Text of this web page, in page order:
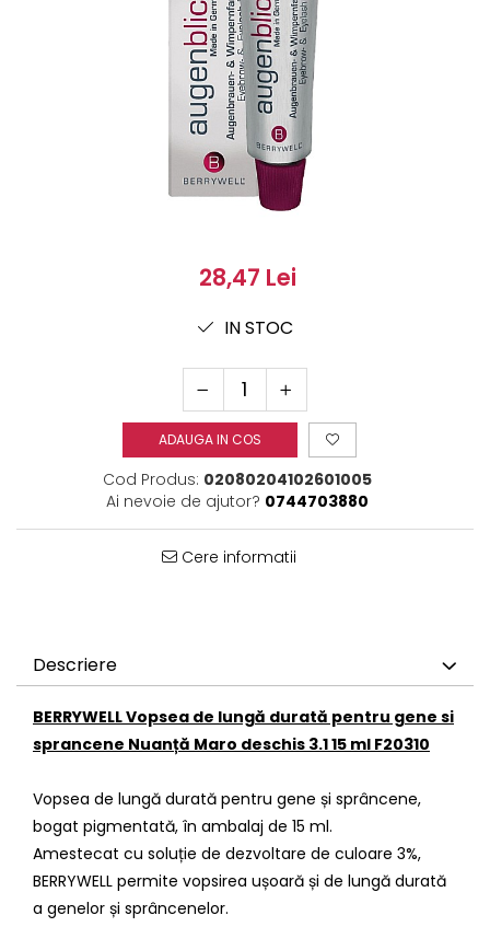
28,47 Lei
IN STOC
ADAUGA IN COS
Cod Produs: 02080204102601005
Ai nevoie de ajutor? 0744703880
Cere informatii
Descriere
BERRYWELL Vopsea de lungă durată pentru gene si
sprancene Nuanță Maro deschis 3.1 15 ml F20310
Vopsea de lungă durată pentru gene și sprâncene,
bogat pigmentată, în ambalaj de 15 ml.
Amestecat cu soluție de dezvoltare de culoare 3%,
BERRYWELL permite vopsirea ușoară și de lungă durată
a genelor și sprâncenelor.